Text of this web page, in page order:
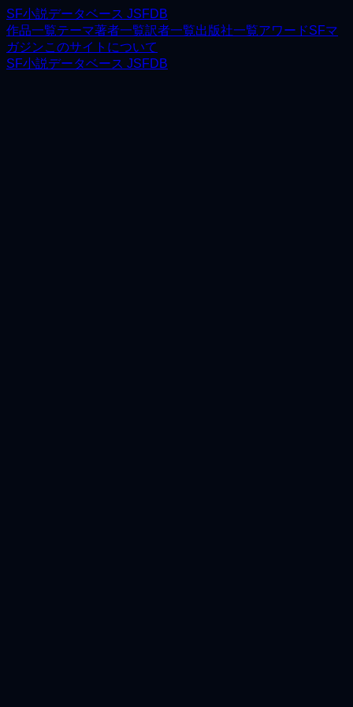
SF小説データベース JSFDB
作品一覧テーマ著者一覧訳者一覧出版社一覧アワードSFマ
ガジンこのサイトについて
SF小説データベース JSFDB